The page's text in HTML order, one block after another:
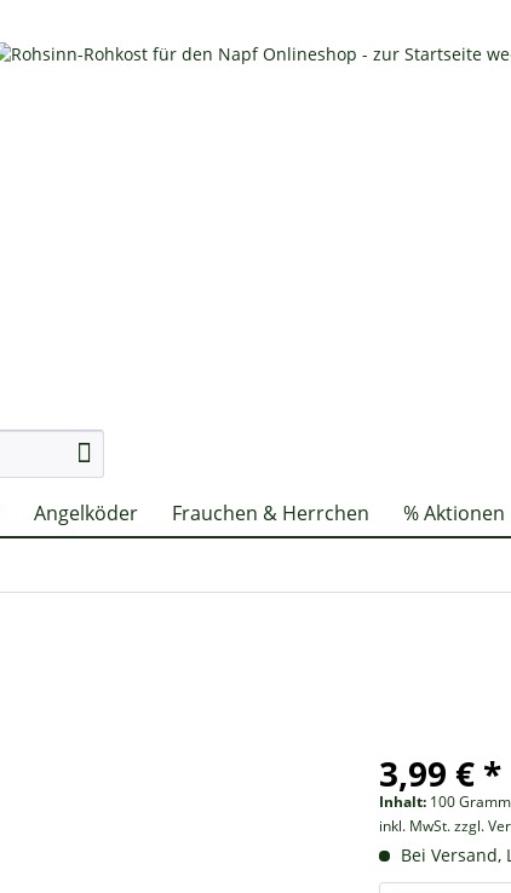
Angelköder Frauchen & Herrchen % Aktionen
3,99 € *
Inhalt: 100
inkl. MwSt.zzgl.
Bei Versand,